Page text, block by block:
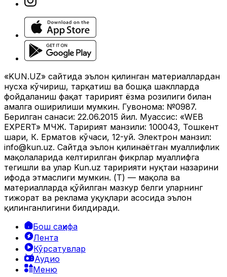
«KUN.UZ» сайтида эълон қилинган материаллардан
нусха кўчириш, тарқатиш ва бошқа шаклларда
фойдаланиш фақат таҳририят ёзма розилиги билан
амалга оширилиши мумкин. Гувоҳнома: №0987.
Берилган санаси: 22.06.2015 йил. Муассис: «WEB
EXPERT» МЧЖ. Таҳририят манзили: 100043, Тошкент
шаҳри, К. Ерматов кўчаси, 12-уй. Электрон манзил:
info@kun.uz. Сайтда эълон қилинаётган муаллифлик
мақолаларида келтирилган фикрлар муаллифга
тегишли ва улар Kun.uz таҳририяти нуқтаи назарини
ифода этмаслиги мумкин. (Т) — мақола ва
материалларда қўйилган мазкур белги уларнинг
тижорат ва реклама ҳуқуқлари асосида эълон
қилинганлигини билдиради.
Бош саҳифа
Лента
Кўрсатувлар
Аудио
Меню